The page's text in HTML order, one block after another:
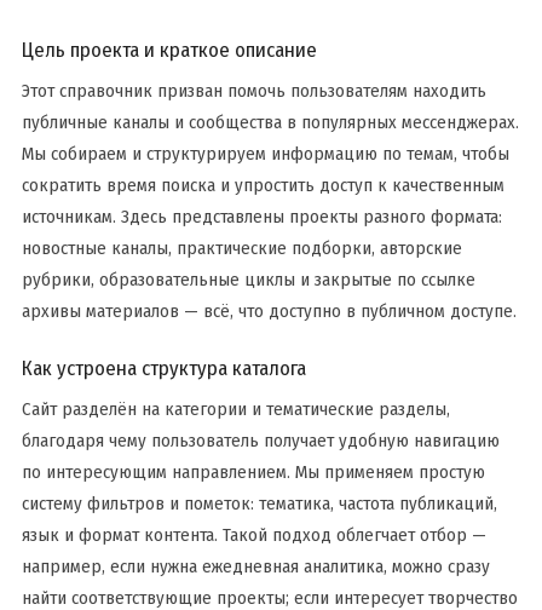
Цель проекта и краткое описание
Этот справочник призван помочь пользователям находить
публичные каналы и сообщества в популярных мессенджерах.
Мы собираем и структурируем информацию по темам, чтобы
сократить время поиска и упростить доступ к качественным
источникам. Здесь представлены проекты разного формата:
новостные каналы, практические подборки, авторские
рубрики, образовательные циклы и закрытые по ссылке
архивы материалов — всё, что доступно в публичном доступе.
Как устроена структура каталога
Сайт разделён на категории и тематические разделы,
благодаря чему пользователь получает удобную навигацию
по интересующим направлением. Мы применяем простую
систему фильтров и пометок: тематика, частота публикаций,
язык и формат контента. Такой подход облегчает отбор —
например, если нужна ежедневная аналитика, можно сразу
найти соответствующие проекты; если интересует творчество